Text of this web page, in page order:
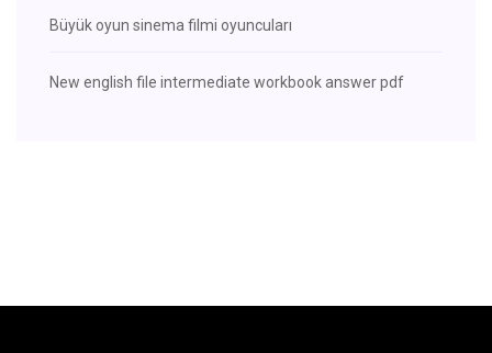
Büyük oyun sinema filmi oyuncuları
New english file intermediate workbook answer pdf